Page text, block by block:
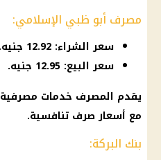
مصرف أبو ظبي الإسلامي:
سعر الشراء: 12.92 جنيه.
سعر البيع: 12.95 جنيه.
يقدم المصرف خدمات مصرفية
مع أسعارصرف تنافسية.
بنك البركة: